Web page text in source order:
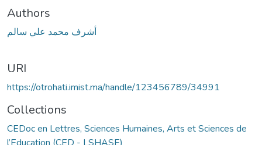
Authors
أشرف محمد علي سالم
URI
https://otrohati.imist.ma/handle/123456789/34991
Collections
CEDoc en Lettres, Sciences Humaines, Arts et Sciences de